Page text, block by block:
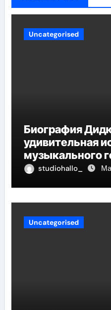
Uncategorised
Биография
удивительная
музыкального
проникнет в
studiohallo_
Uncategorised